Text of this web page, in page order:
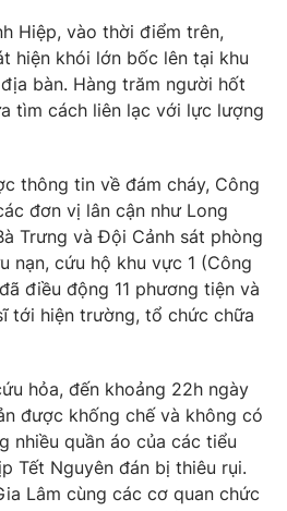
lai
Podcast
Shorts video
VTV Thể thao
Hiệp, vào thời điểm trên,
hiện khói lớn bốc lên tại khu
bàn. Hàng trăm người hốt
tìm cách liên lạc với lực lượng
thông tin về đám cháy, Công
đơn vị lân cận như Long
Trưng và Đội Cảnh sát phòng
nạn, cứu hộ khu vực 1 (Công
điều động 11 phương tiện và
tới hiện trường, tổ chức chữa
hỏa, đến khoảng 22h ngày
được khống chế và không có
nhiều quần áo của các tiểu
Tết Nguyên đán bị thiêu rụi.
Lâm cùng các cơ quan chức